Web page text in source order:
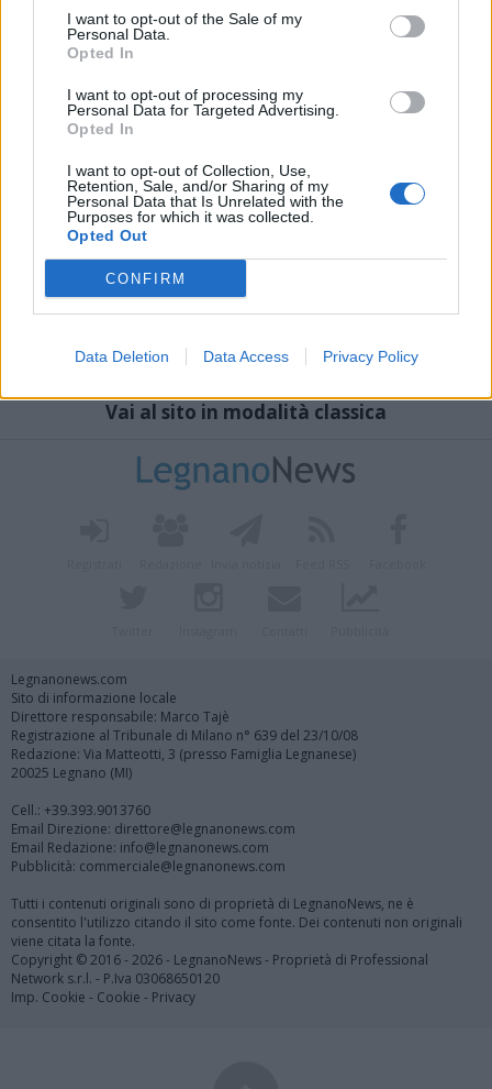
I want to opt-out of the Sale of my
Personal Data.
Opted In
I want to opt-out of processing my
Personal Data for Targeted Advertising.
Opted In
I want to opt-out of Collection, Use,
Retention, Sale, and/or Sharing of my
Personal Data that Is Unrelated with the
Purposes for which it was collected.
Opted Out
CONFIRM
Data Deletion Data Access Privacy Policy
Vai al sito in modalità classica
Legnanonews.com
Sito di informazione locale
Direttore responsabile: Marco Tajè
Registrazione al Tribunale di Milano n° 639 del 23/10/08
Redazione: Via Matteotti, 3 (presso Famiglia Legnanese)
20025 Legnano (MI)
Cell.: +39.393.9013760
Email Direzione: direttore@legnanonews.com
Email Redazione: info@legnanonews.com
Pubblicità: commerciale@legnanonews.com
Tutti i contenuti originali sono di proprietà di LegnanoNews, ne è
consentito l'utilizzo citando il sito come fonte. Dei contenuti non originali
viene citata la fonte.
Copyright © 2016 - 2026 - LegnanoNews - Proprietà di Professional
Network s.r.l. - P.Iva 03068650120
Imp. Cookie - Cookie - Privacy